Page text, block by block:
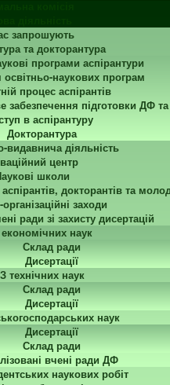
запрошують
та докторантура
програми аспірантури
освітньо-наукових програм
процес аспірантів
забезпечення підготовки ДФ
в аспірантуру
Докторантура
видавнича діяльність
центр
школи
докторантів та
заходи
ради зі захисту дисертацій
наук
Склад ради
Дисертації
З технічних наук
Склад ради
Дисертації
наук
Дисертації
Склад ради
вчені ради ДФ
наукових робіт